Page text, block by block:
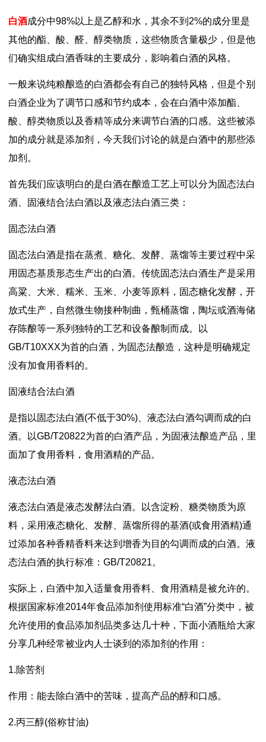
白酒成分中98%以上是乙醇和水，其余不到2%的成分里是
其他的酯、酸、醛、醇类物质，这些物质含量极少，但是他
们确实组成白酒香味的主要成分，影响着白酒的风格。
一般来说纯粮酿造的白酒都会有自己的独特风格，但是个别
白酒企业为了调节口感和节约成本，会在白酒中添加酯、
酸、醇类物质以及香精等成分来调节白酒的口感。这些被添
加的成分就是添加剂，今天我们讨论的就是白酒中的那些添
加剂。
首先我们应该明白的是白酒在酿造工艺上可以分为固态法白
酒、固液结合法白酒以及液态法白酒三类：
固态法白酒
固态法白酒是指在蒸煮、糖化、发酵、蒸馏等主要过程中采
用固态基质形态生产出的白酒。传统固态法白酒生产是采用
高粱、大米、糯米、玉米、小麦等原料，固态糖化发酵，开
放式生产，自然微生物接种制曲，甄桶蒸馏，陶坛或酒海储
存陈酿等一系列独特的工艺和设备酿制而成。以
GB/T10XXX为首的白酒，为固态法酿造，这种是明确规定
没有加食用香料的。
固液结合法白酒
是指以固态法白酒(不低于30%)、液态法白酒勾调而成的白
酒。以GB/T20822为首的白酒产品，为固液法酿造产品，里
面加了食用香料，食用酒精的产品。
液态法白酒
液态法白酒是液态发酵法白酒。以含淀粉、糖类物质为原
料，采用液态糖化、发酵、蒸馏所得的基酒(或食用酒精)通
过添加各种香精香料来达到增香为目的勾调而成的白酒。液
态法白酒的执行标准：GB/T20821。
实际上，白酒中加入适量食用香料、食用酒精是被允许的。
根据国家标准2014年食品添加剂使用标准“白酒”分类中，被
允许使用的食品添加剂品类多达几十种，下面小酒瓶给大家
分享几种经常被业内人士谈到的添加剂的作用：
1.除苦剂
作用：能去除白酒中的苦味，提高产品的醇和口感。
2.丙三醇(俗称甘油)